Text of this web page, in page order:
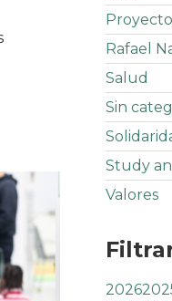
Rafael
Salud
Sin
Study
Valores
2026